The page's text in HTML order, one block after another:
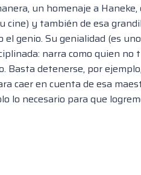
un homenaje a Haneke,
cine) y también de esa
genio. Su genialidad (es
narra como quien no
Basta detenerse, por
caer en cuenta de esa
lo necesario para que